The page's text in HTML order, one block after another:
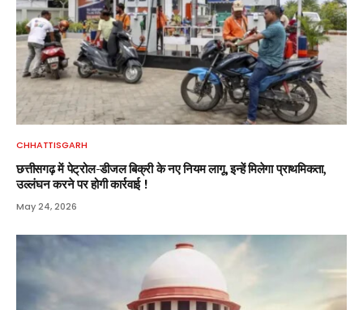
CHHATTISGARH
छत्तीसगढ़ में पेट्रोल-डीजल बिक्री के नए नियम लागू, इन्हें मिलेगा प्राथमिकता,
उल्लंघन करने पर होगी कार्रवाई !
May 24, 2026